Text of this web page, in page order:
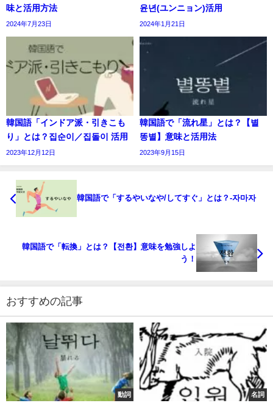
味と活用方法
2024年7月23日
윤년(ユンニョン)活用
2024年1月21日
韓国語「インドア派・引きこも
り」とは？집순이／집돌이 活用
2023年12月12日
韓国語で「流れ星」とは？【별
똥별】意味と活用法
2023年9月15日
韓国語で「するやいなや/してすぐ」とは？-자마자
韓国語で「転換」とは？【전환】意味を勉強しよ
う！
おすすめの記事
動詞 名詞